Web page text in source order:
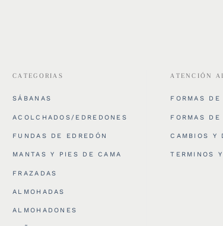
CATEGORIAS
SÁBANAS
ACOLCHADOS/EDREDONES
FUNDAS DE EDREDÓN
MANTAS Y PIES DE CAMA
FRAZADAS
ALMOHADAS
ALMOHADONES
ATENCIÓN
FORMAS DE
FORMAS DE
CAMBIOS Y
TERMINOS